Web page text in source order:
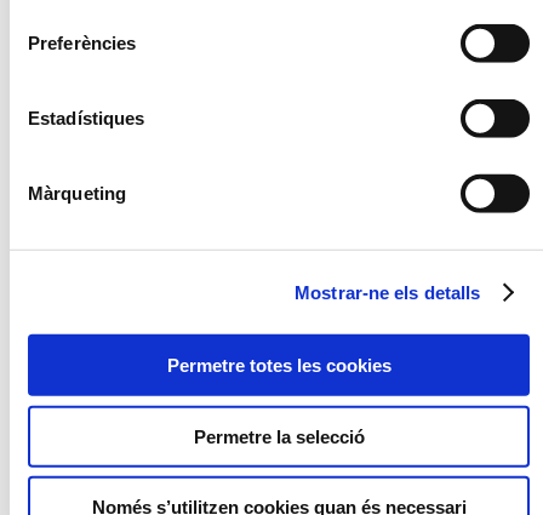
Preferències
Estadístiques
Màrqueting
Mostrar-ne els detalls
Permetre totes les cookies
Permetre la selecció
Només s’utilitzen cookies quan és necessari
MARISC
SALSA QUATRE
SALSA BOLONYESA
ESTIL ITALIANA
SALSA FUNGHI PORCINI